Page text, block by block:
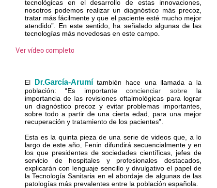
tecnológicas en el desarrollo de estas innovaciones,
nosotros podemos realizar un diagnóstico más precoz,
tratar más fácilmente y que el paciente esté mucho mejor
atendido”. En este sentido, ha señalado algunas de las
tecnologías más novedosas en este campo.
Ver vídeo completo
El Dr.García-Arumí también hace una llamada a la
población: “Es importanteconcienciar sobrela
importancia de las revisiones oftalmológicas para lograr
un diagnóstico precoz y evitar problemas importantes,
sobre todo a partir de una cierta edad, para una mejor
recuperación y tratamiento de los pacientes”.
Esta es la quinta pieza de una serie de videos que, a lo
largo de este año, Fenin difundirá secuencialmente y en
los que presidentes de sociedades científicas, jefes de
servicio de hospitales y profesionales destacados,
explicarán con lenguaje sencillo y divulgativo el papel de
la Tecnología Sanitaria en el abordaje de algunas de las
patologías más prevalentes entre la población española.